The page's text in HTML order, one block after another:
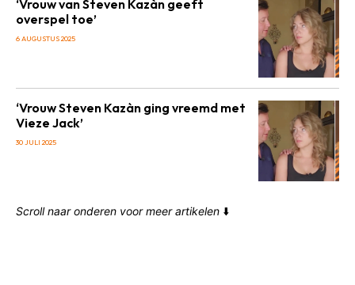
‘Vrouw van Steven Kazàn geeft
overspel toe’
6 AUGUSTUS 2025
‘Vrouw Steven Kazàn ging vreemd met
Vieze Jack’
30 JULI 2025
Scroll naar onderen voor meer artikelen ⬇️